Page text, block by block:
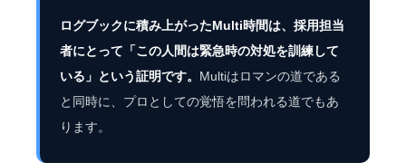
ログブックに積み上がったMulti時間は、採用担当
者にとって「この人間は緊急時の対処を訓練して
いる」という証明です。 Multiはロマンの道である
と同時に、プロとしての覚悟を問われる道でもあ
ります。